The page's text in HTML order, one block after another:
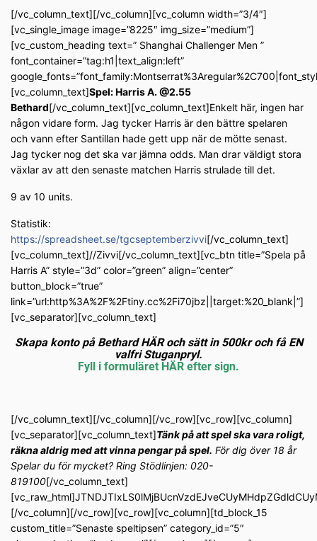
[/vc_column_text][/vc_column][vc_column width=”3/4″]
[vc_single_image image=”8225″ img_size=”medium”]
[vc_custom_heading text=” Shanghai Challenger Men ”
font_container=”tag:h1|text_align:left”
[vc_column_text]Spel: Harris A. @2.55
Bethard[/vc_column_text][vc_column_text]Enkelt här, ingen har
någon vidare form. Jag tycker Harris är den bättre spelaren
och vann efter Santillan hade gett upp när de mötte senast.
Jag tycker nog det ska var jämna odds. Man drar väldigt stora
växlar av att den senaste matchen Harris strulade till det.
9 av 10 units.
Statistik:
https://spreadsheet.se/tgcseptemberzivvi[/vc_column_text]
[vc_column_text]//Zivvi[/vc_column_text][vc_btn title=”Spela på
Harris A” style=”3d” color=”green” align=”center”
button_block=”true”
link=”url:http%3A%2F%2Ftiny.cc%2Fi70jbz||target:%20_blank|”]
[vc_separator][vc_column_text]
Skapa konto på Bethard HÄR och sätt in 500kr och få EN
valfri Stuganpryl.
Fyll i formuläret HÄR efter sign.
[/vc_column_text][/vc_column][/vc_row][vc_row][vc_column]
[vc_separator][vc_column_text]Tänk på att spel ska vara roligt,
räkna aldrig med att vinna pengar på spel. För dig över 18 år
Spelar du för mycket? Ring Stödlinjen: 020-
819100[/vc_column_text]
[/vc_column][/vc_row][vc_row][vc_column][td_block_15
custom_title=”Senaste speltipsen” category_id=”5″